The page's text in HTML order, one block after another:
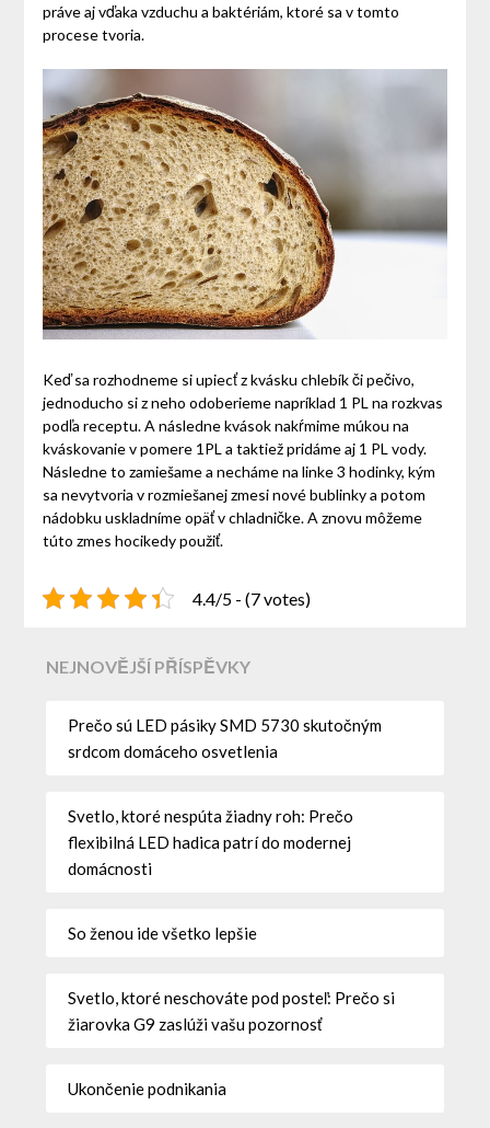
práve aj vďaka vzduchu a baktériám, ktoré sa v tomto
procese tvoria.
Keď sa rozhodneme si upiecť z kvásku chlebík či pečivo,
jednoducho si z neho odoberieme napríklad 1 PL na rozkvas
podľa receptu. A následne kvások nakŕmime múkou na
kváskovanie v pomere 1PL a taktiež pridáme aj 1 PL vody.
Následne to zamiešame a necháme na linke 3 hodinky, kým
sa nevytvoria v rozmiešanej zmesi nové bublinky a potom
nádobku uskladníme opäť v chladničke. A znovu môžeme
túto zmes hocikedy použiť.
4.4/5 - (7 votes)
NEJNOVĚJŠÍ PŘÍSPĚVKY
Prečo sú LED pásiky SMD 5730 skutočným
srdcom domáceho osvetlenia
Svetlo, ktoré nespúta žiadny roh: Prečo
flexibilná LED hadica patrí do modernej
domácnosti
So ženou ide všetko lepšie
Svetlo, ktoré neschováte pod posteľ: Prečo si
žiarovka G9 zaslúži vašu pozornosť
Ukončenie podnikania